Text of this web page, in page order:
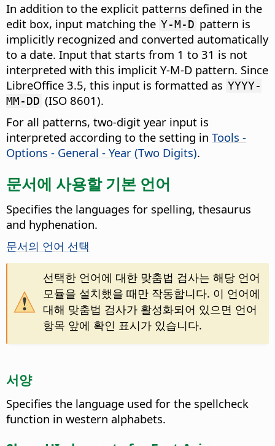
In addition to the explicit patterns defined in the
edit box, input matching the Y-M-D pattern is
implicitly recognized and converted automatically
to a date. Input that starts from 1 to 31 is not
interpreted with this implicit Y-M-D pattern. Since
LibreOffice 3.5, this input is formatted as YYYY-
MM-DD (ISO 8601).
For all patterns, two-digit year input is
interpreted according to the setting in Tools -
Options - General - Year (Two Digits).
문서에 사용할 기본 언어
Specifies the languages for spelling, thesaurus
and hyphenation.
문서의 언어 선택
선택한 언어에 대한 맞춤법 검사는 해당 언어
모듈을 설치했을 때만 작동합니다. 이 언어에
대해 맞춤법 검사가 활성화되어 있으면 언어
항목 앞에 확인 표시가 있습니다.
서양
Specifies the language used for the spellcheck
function in western alphabets.